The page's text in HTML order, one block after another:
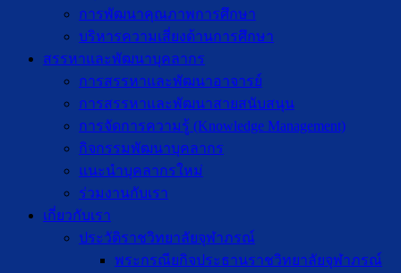
การพัฒนาคุณภาพการศึกษา
บริหารความเสี่ยงด้านการศึกษา
สรรหาและพัฒนาบุคลากร
การสรรหาและพัฒนาอาจารย์
การสรรหาและพัฒนาสายสนับสนุน
การจัดการความรู้ (Knowledge Management)
กิจกรรมพัฒนาบุคลากร
แนะนำบุคลากรใหม่
ร่วมงานกับเรา
เกี่ยวกับเรา
ประวัติราชวิทยาลัยจุฬาภรณ์
พระกรณียกิจประธานราชวิทยาลัยจุฬาภรณ์